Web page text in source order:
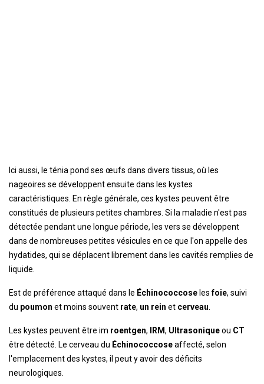
Ici aussi, le ténia pond ses œufs dans divers tissus, où les
nageoires se développent ensuite dans les kystes
caractéristiques. En règle générale, ces kystes peuvent être
constitués de plusieurs petites chambres. Si la maladie n'est pas
détectée pendant une longue période, les vers se développent
dans de nombreuses petites vésicules en ce que l'on appelle des
hydatides, qui se déplacent librement dans les cavités remplies de
liquide.
Est de préférence attaqué dans le Échinococcose lesfoie, suivi
du poumon et moins souvent rate, un rein et cerveau
Les kystes peuvent être im roentgen, IRM, Ultrasoniqueou CT
être détecté. Le cerveau du Échinococcoseaffecté, selon
l'emplacement des kystes, il peut y avoir des déficits
neurologiques.